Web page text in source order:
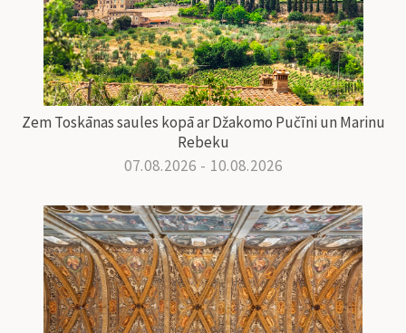
Zem Toskānas saules kopā ar Džakomo Pučīni un Marinu
Rebeku
07.08.2026 - 10.08.2026